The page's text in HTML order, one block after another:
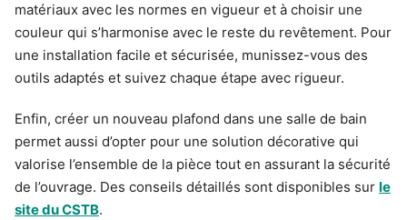
matériaux avec les normes en vigueur et à choisir une
couleur qui s’harmonise avec le reste du revêtement. Pour
une installation facile et sécurisée, munissez-vous des
outils adaptés et suivez chaque étape avec rigueur.
Enfin, créer un nouveau plafond dans une salle de bain
permet aussi d’opter pour une solution décorative qui
valorise l’ensemble de la pièce tout en assurant la sécurité
de l’ouvrage. Des conseils détaillés sont disponibles sur le
site du CSTB.